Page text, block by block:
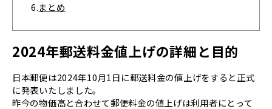
6.まとめ
2024年郵送料金値上げの詳細と目的
日本郵便は2024年10月1日に郵送料金の値上げをすると正式
に発表いたしました。
昨今の物価高と合わせて郵便料金の値上げは利用者にとって